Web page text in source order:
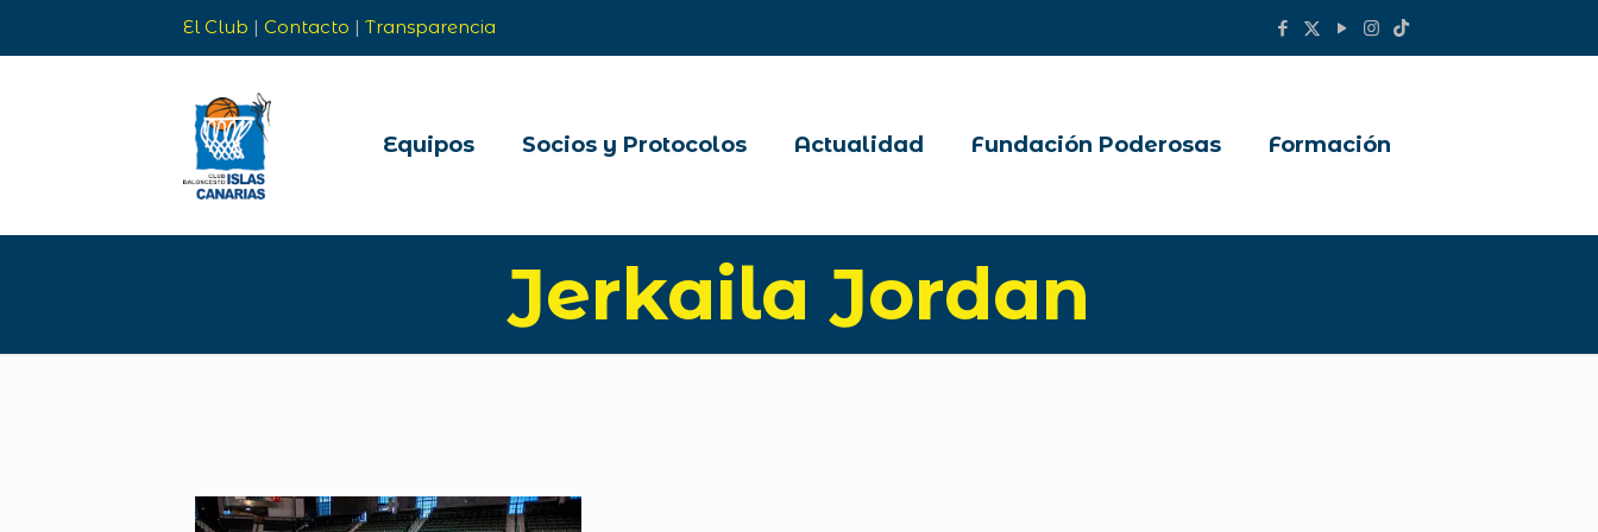
El Club | Contacto | Transparencia
Equipos Socios y Protocolos Actualidad Fundación Poderosas Formación
Jerkaila Jordan